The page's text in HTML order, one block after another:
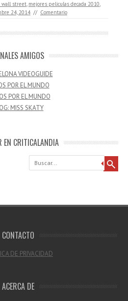
wall street, mejores peliculas decada 2010,
24, 2014 // Comentario
AMIGOS
VIDEOGUIDE
POR EL MUNDO
POR EL MUNDO
MISS SKATY
EN CRITICALANDIA
Buscar
CONTACTO
DE PRIVACIDAD
ACERCA DE